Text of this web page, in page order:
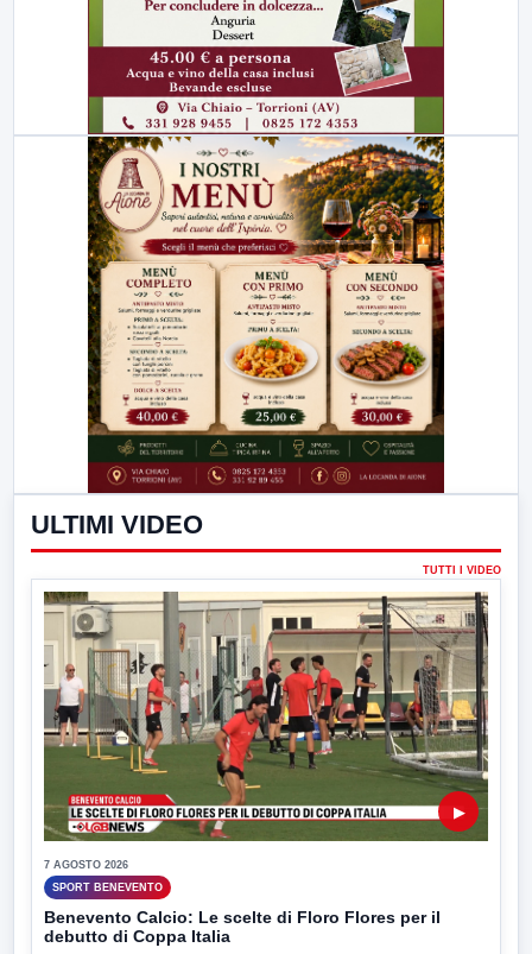
ULTIMI VIDEO
TUTTI I VIDEO
▶
7 AGOSTO 2026
SPORT BENEVENTO
Benevento Calcio: Le scelte di Floro Flores per il
debutto di Coppa Italia